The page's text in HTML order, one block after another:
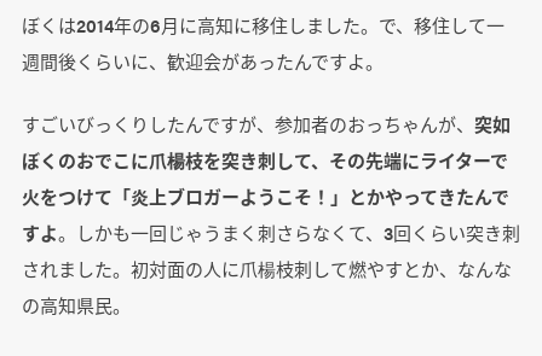
ぼくは2014年の6月に高知に移住しました。で、移住して一
週間後くらいに、歓迎会があったんですよ。
すごいびっくりしたんですが、参加者のおっちゃんが、 突如
ぼくのおでこに爪楊枝を突き刺して、その先端にライターで
火をつけて「炎上ブロガーようこそ！」とかやってきたんで
すよ。しかも一回じゃうまく刺さらなくて、3回くらい突き刺
されました。初対面の人に爪楊枝刺して燃やすとか、なんな
の高知県民。